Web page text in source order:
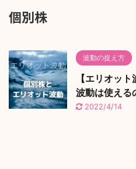
個別株
波動の捉え方
【エリオッ
波動は使える
2022/4/14